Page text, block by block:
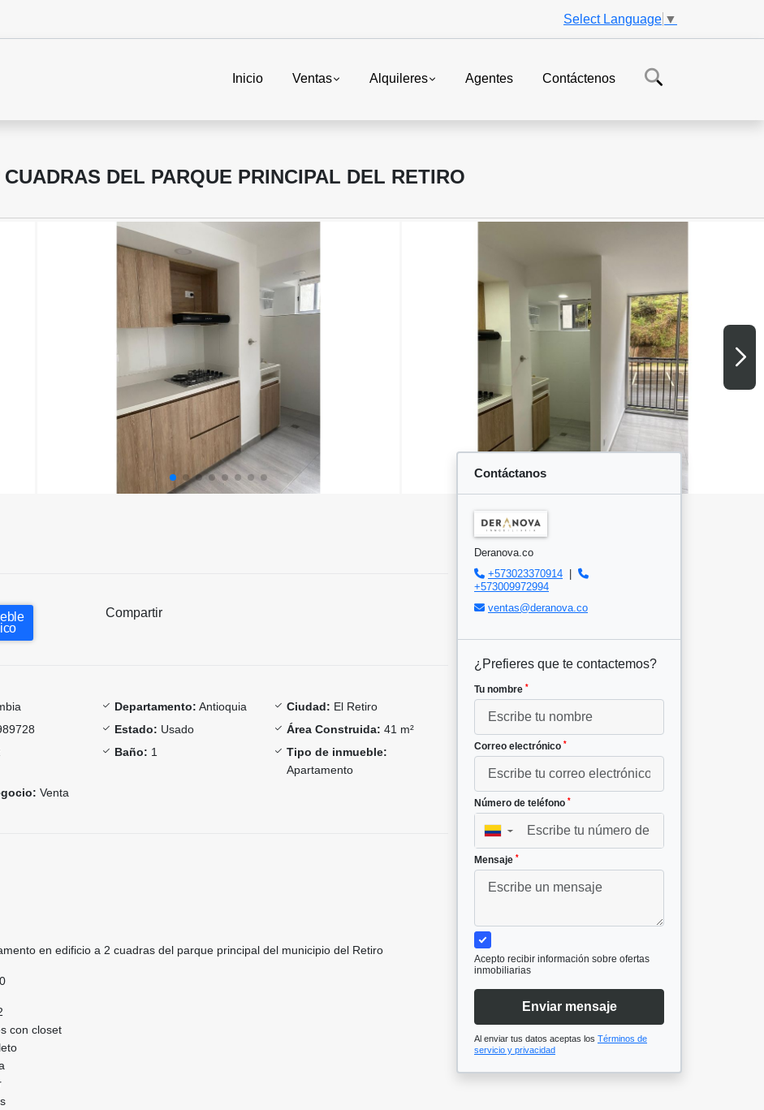
Select Language ▼
Inicio Ventas Alquileres Agentes Contáctenos
DEL PARQUE PRINCIPAL DEL RETIRO
Compartir
Departamento: Antioquia Ciudad: El Retiro
Estado: Usado Área Construida: 41 m²
Baño: 1
Tipo de inmueble:
Apartamento
Venta
en edificio a 2 cuadras del parque principal del municipio del Retiro
con closet
Contáctanos
Deranova.co
+573023370914
+573009972994
ventas@deranova.co
¿Prefieres que te contactemos?
Tu nombre *
Correo electrónico *
Número de teléfono *
▼
Mensaje *
Acepto recibir información sobre ofertas
inmobiliarias
Enviar mensaje
Al enviar tus datos aceptas los Términos de
servicio y privacidad